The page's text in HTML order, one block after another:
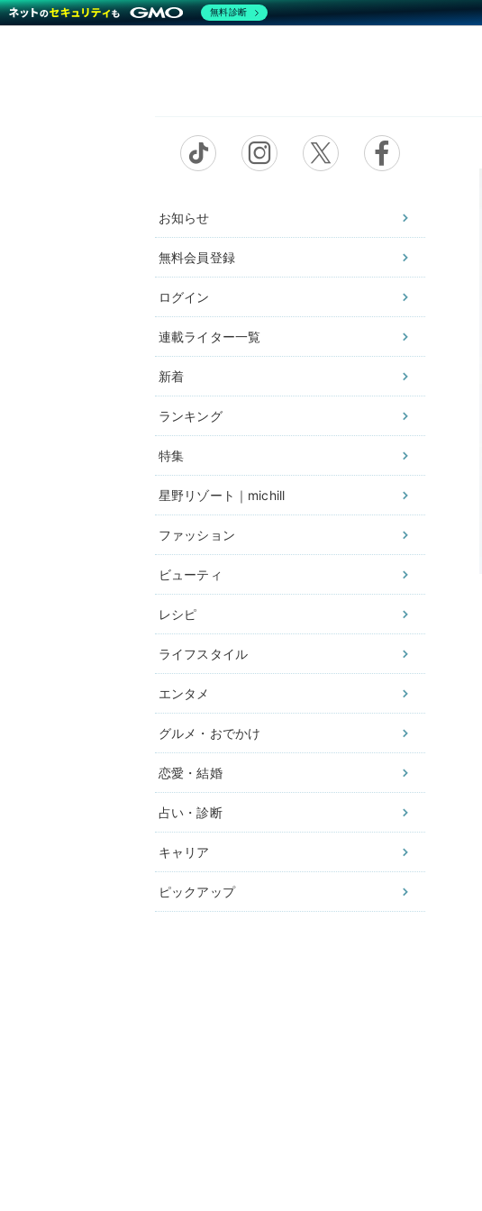
お知らせ
無料会員登録
ログイン
連載ライター一覧
新着
ランキング
特集
星野リゾート｜michill
ファッション
ビューティ
レシピ
ライフスタイル
エンタメ
グルメ・おでかけ
恋愛・結婚
占い・診断
キャリア
ピックアップ
無料診断